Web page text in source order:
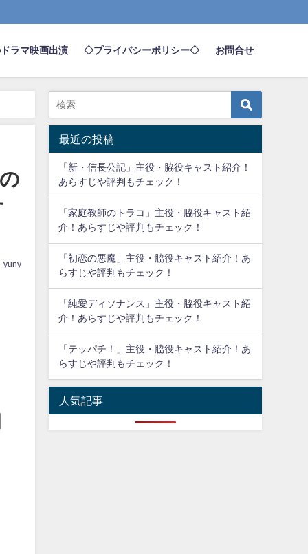
ラマ映画出演 ◇プライバシーポリシー◇ お問合せ
yuny
最近の投稿
「新・信長公記」主役・脇役キャスト紹介！
あらすじや評判もチェック！
「家庭教師のトラコ」主役・脇役キャスト紹
介！あらすじや評判もチェック！
「初恋の悪魔」主役・脇役キャスト紹介！あ
らすじや評判もチェック！
「純愛ディソナンス」主役・脇役キャスト紹
介！あらすじや評判もチェック！
「テッパチ！」主役・脇役キャスト紹介！あ
らすじや評判もチェック！
人気記事